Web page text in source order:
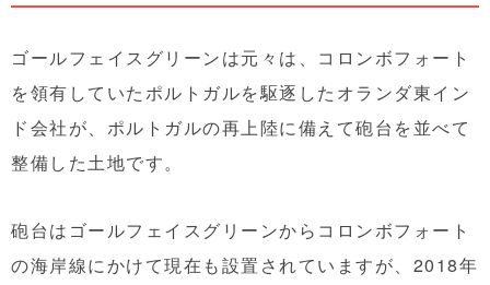
ゴールフェイスグリーンは元々は、コロンボフォート
を領有していたポルトガルを駆逐したオランダ東イン
ド会社が、ポルトガルの再上陸に備えて砲台を並べて
整備した土地です。
砲台はゴールフェイスグリーンからコロンボフォート
の海岸線にかけて現在も設置されていますが、2018年